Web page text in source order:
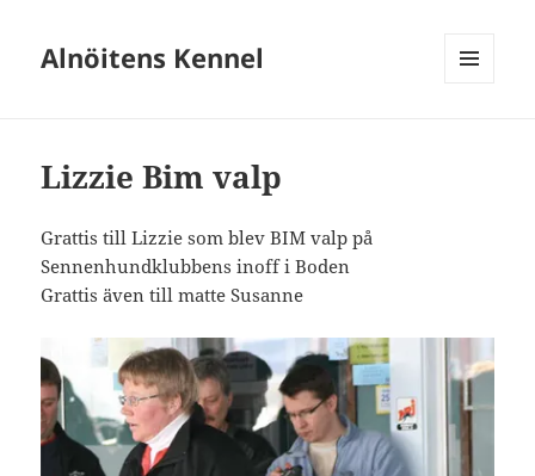
Alnöitens Kennel
Lizzie Bim valp
Grattis till Lizzie som blev BIM valp på
Sennenhundklubbens inoff i Boden
Grattis även till matte Susanne